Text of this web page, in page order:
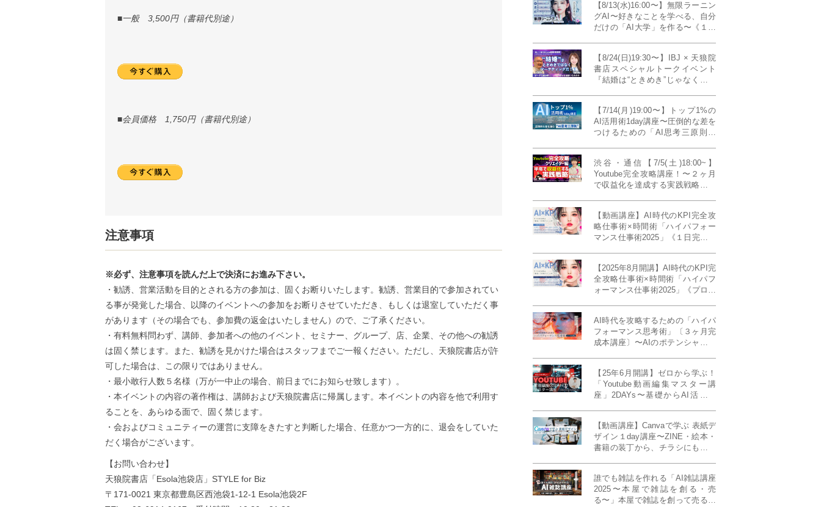
■一般 3,500円（書籍代別途）
■会員価格 1,750円（書籍代別途）
注意事項
※必ず、注意事項を読んだ上で決済にお進み下さい。
・勧誘、営業活動を目的とされる方の参加は、固くお断りいたします。勧誘、営業目的で参加されてい
る事が発覚した場合、以降のイベントへの参加をお断りさせていただき、もしくは退室していただく事
があります（その場合でも、参加費の返金はいたしません）ので、ご了承ください。
・有料無料問わず、講師、参加者への他のイベント、セミナー、グループ、店、企業、その他への勧誘
は固く禁じます。また、勧誘を見かけた場合はスタッフまでご一報ください。ただし、天狼院書店が許
可した場合は、この限りではありません。
・最小敢行人数５名様（万が一中止の場合、前日までにお知らせ致します）。
・本イベントの内容の著作権は、講師および天狼院書店に帰属します。本イベントの内容を他で利用す
ることを、あらゆる面で、固く禁じます。
・会およびコミュニティーの運営に支障をきたすと判断した場合、任意かつ一方的に、退会をしていた
だく場合がございます。
【お問い合わせ】
天狼院書店「Esola池袋店」STYLE for Biz
〒171-0021 東京都豊島区西池袋1-12-1 Esola池袋2F
【8/13(水)16:00〜】無限ラーニン
グAI〜好きなことを学べる、自分
だけの「AI大学」を作る〜《１日
【8/24(日)19:30〜】IBJ × 天狼院
書店スペシャルトークイベント
『結婚は“ときめき”じゃなくて、
のカタチ〜《BOOKLove結婚相談
所presents》
【7/14(月)19:00〜】トップ1%の
AI活用術1day講座〜圧倒的な差を
つけるための「AI思考三原則」
渋谷・通信【7/5(土)18:00~】
Youtube完全攻略講座！〜２ヶ月
で収益化を達成する実践戦略！ゲ
発信力養成ラボNEO》
【動画講座】AI時代のKPI完全攻
略仕事術×時間術「ハイパフォー
マンス仕事術2025」《１日完成特
【2025年8月開講】AI時代のKPI完
全攻略仕事術×時間術「ハイパフ
ォーマンス仕事術2025」《プロフ
AI時代を攻略するための「ハイパ
フォーマンス思考術」〔３ヶ月完
成本講座〕〜AIのポテンシャルを
【25年6月開講】ゼロから学ぶ！
「Youtube動画編集マスター講
座」2DAYs〜基礎からAI活用ま
【動画講座】Canvaで学ぶ 表紙デ
ザイン１day講座〜ZINE・絵本・
書籍の装丁から、チラシにも活か
誰でも雑誌を作れる「AI雑誌講座
2025〜本屋で雑誌を創る・売
る〜」本屋で雑誌を創って売る！